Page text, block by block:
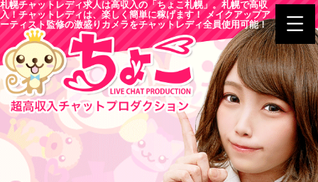
札幌チャットレディ求人は高収入の「ちょこ札幌」。札幌で高収
入！チャットレディは、楽しく簡単に稼げます！ メイクアップア
ーティスト監修の激盛りカメラをチャットレディ全員使用可能！